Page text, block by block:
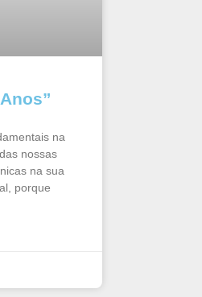
na
nossas
na sua
porque